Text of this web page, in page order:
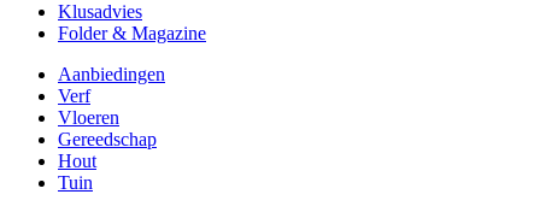
Klusadvies
Folder & Magazine
Aanbiedingen
Verf
Vloeren
Gereedschap
Hout
Tuin